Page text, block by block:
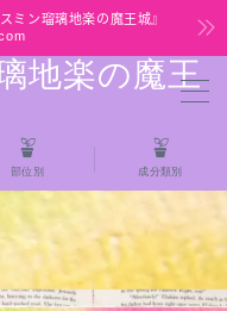
ミン瑠璃地楽の魔王城』
地楽の魔王
材 プチ辞典ク
部位別 成分類別